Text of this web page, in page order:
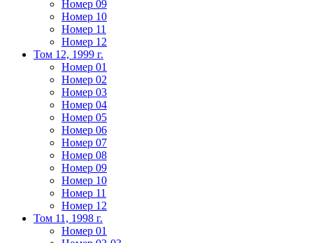
Номер 09
Номер 10
Номер 11
Номер 12
Том 12, 1999 г.
Номер 01
Номер 02
Номер 03
Номер 04
Номер 05
Номер 06
Номер 07
Номер 08
Номер 09
Номер 10
Номер 11
Номер 12
Том 11, 1998 г.
Номер 01